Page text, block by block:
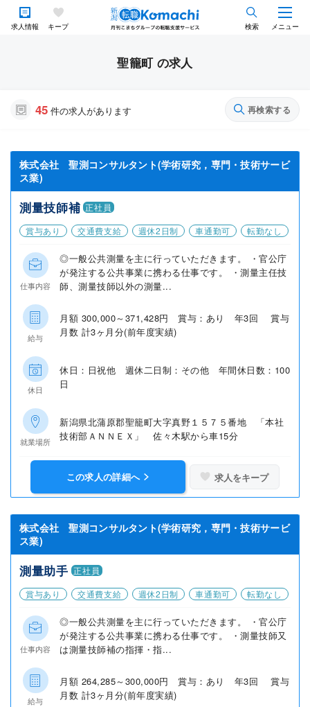
求人情報 キープ 検索 メニュー
聖籠町 の求人
45 件の求人があります 再検索する
株式会社 聖測コンサルタント(学術研究，専門・技術サービ
ス業)
測量技師補 正社員
賞与あり
交通費支給 週休2日制 車通勤可 転勤なし
仕事内容
◎一般公共測量を主に行っていただきます。 ・官公庁
が発注する公共事業に携わる仕事です。 ・測量主任技
師、測量技師以外の測量...
給与
月額 300,000～371,428円 賞与：あり 年3回 賞与
月数 計3ヶ月分(前年度実績)
休日
休日：日祝他 週休二日制：その他 年間休日数：100
日
就業場所
新潟県北蒲原郡聖籠町大字真野１５７５番地 「本社
技術部ＡＮＮＥＸ」 佐々木駅から車15分
この求人の詳細へ 求人をキープ
株式会社 聖測コンサルタント(学術研究，専門・技術サービ
ス業)
測量助手 正社員
賞与あり
交通費支給 週休2日制 車通勤可 転勤なし
仕事内容
◎一般公共測量を主に行っていただきます。 ・官公庁
が発注する公共事業に携わる仕事です。 ・測量技師又
は測量技師補の指揮・指...
給与
月額 264,285～300,000円 賞与：あり 年3回 賞与
月数 計3ヶ月分(前年度実績)